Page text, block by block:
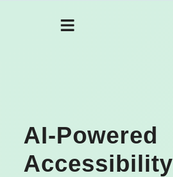
AI-Powered
Accessibility